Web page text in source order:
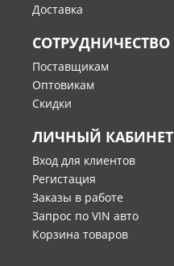
Доставка
СОТРУДНИЧЕСТВО
Поставщикам
Оптовикам
Скидки
ЛИЧНЫЙ КАБИНЕТ
Вход для клиентов
Регистация
Заказы в работе
Запрос по VIN авто
Корзина товаров